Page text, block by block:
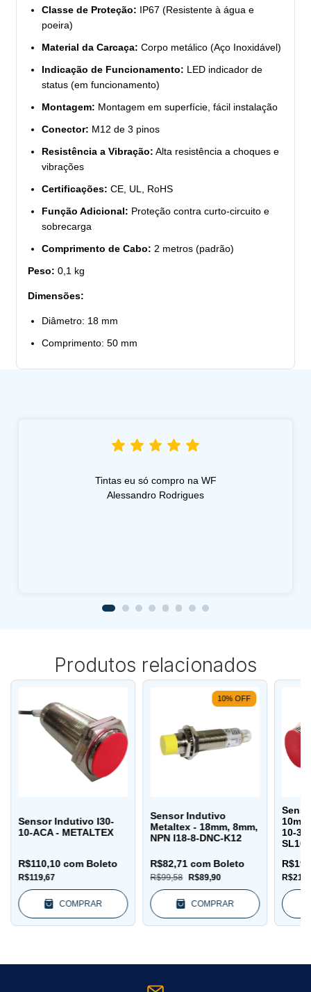
Classe de Proteção: IP67 (Resistente à água e
poeira)
Material da Carcaça: Corpo metálico (Aço Inoxidável)
Indicação de Funcionamento: LED indicador de
status (em funcionamento)
Montagem: Montagem em superfície, fácil instalação
Conector: M12 de 3 pinos
Resistência a Vibração: Alta resistência a choques e
vibrações
Certificações: CE, UL, RoHS
Função Adicional: Proteção contra curto-circuito e
sobrecarga
Comprimento de Cabo: 2 metros (padrão)
Peso: 0,1 kg
Dimensões:
Diâmetro: 18 mm
Comprimento: 50 mm
Tintas eu só compro na WF
Alessandro Rodrigues
Produtos relacionados
Sensor Indutivo I30-
10-ACA - METALTEX
R$119,67
R$110,10 com Boleto
COMPRAR
10%OFF
Sensor Indutivo
Metaltex - 18mm, 8mm,
NPN I18-8-DNC-K12
R$99,58 R$89,90
R$82,71com Boleto
COMPRAR
10-